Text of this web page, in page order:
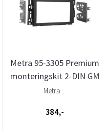
Metra 95-3305 Premium
monteringskit 2-DIN GM
(2006 -->)
Metra ...
384,-